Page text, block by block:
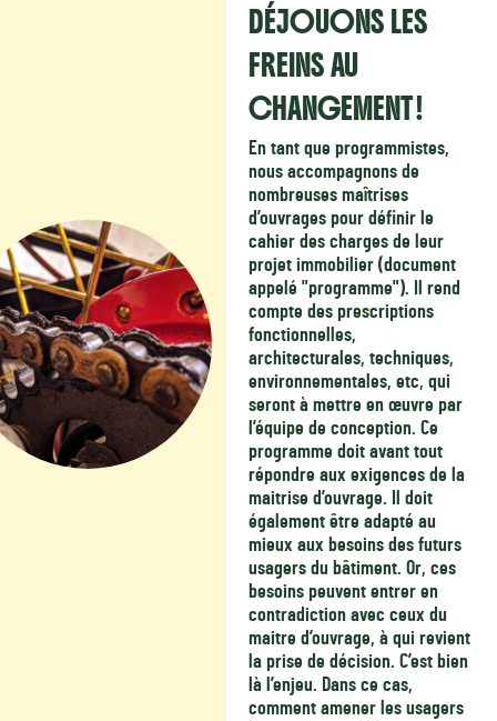
DÉJOUONS LES
FREINS AU
CHANGEMENT !
En tant que programmistes,
nous accompagnons de
nombreuses maîtrises
d’ouvrages pour définir le
cahier des charges de leur
projet immobilier (document
appelé "programme"). Il rend
compte des prescriptions
fonctionnelles,
architecturales, techniques,
environnementales, etc, qui
seront à mettre en œuvre par
l’équipe de conception. Ce
programme doit avant tout
répondre aux exigences de la
maitrise d’ouvrage. Il doit
également être adapté au
mieux aux besoins des futurs
usagers du bâtiment. Or, ces
besoins peuvent entrer en
contradiction avec ceux du
maitre d’ouvrage, à qui revient
la prise de décision. C’est bien
là l’enjeu. Dans ce cas,
comment amener les usagers